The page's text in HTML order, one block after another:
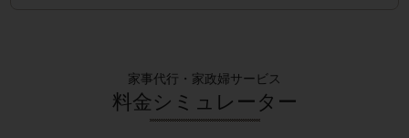
家事代行・家政婦サービス
料金シミュレーター